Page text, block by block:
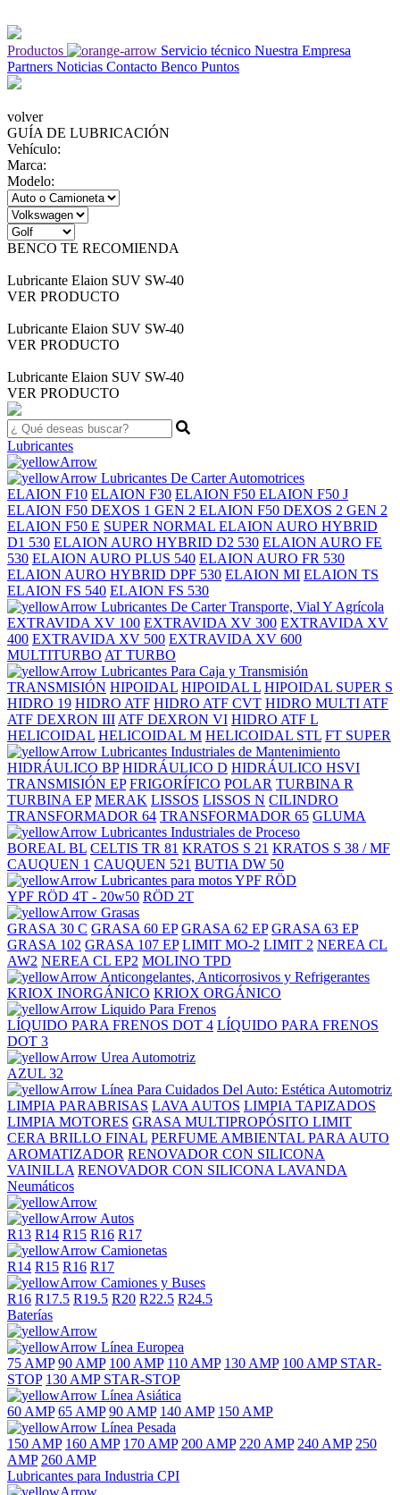
Productos Servicio técnico Nuestra Empresa
Partners Noticias Contacto Benco Puntos
volver
GUÍA DE LUBRICACIÓN
Vehículo:
Marca:
Modelo:
BENCO TE RECOMIENDA
Lubricante Elaion SUV SW-40
VER PRODUCTO
Lubricante Elaion SUV SW-40
VER PRODUCTO
Lubricante Elaion SUV SW-40
VER PRODUCTO
Lubricantes
Lubricantes De Carter Automotrices
ELAION F10 ELAION F30 ELAION F50 ELAION F50 J
ELAION F50 DEXOS 1 GEN 2 ELAION F50 DEXOS 2 GEN 2
ELAION F50 E SUPER NORMAL ELAION AURO HYBRID
D1 530 ELAION AURO HYBRID D2 530 ELAION AURO FE
530 ELAION AURO PLUS 540 ELAION AURO FR 530
ELAION AURO HYBRID DPF 530 ELAION MI ELAION TS
ELAION FS 540 ELAION FS 530
Lubricantes De Carter Transporte, Vial Y Agrícola
EXTRAVIDA XV 100 EXTRAVIDA XV 300 EXTRAVIDA XV
400 EXTRAVIDA XV 500 EXTRAVIDA XV 600
MULTITURBO AT TURBO
Lubricantes Para Caja y Transmisión
TRANSMISIÓN HIPOIDAL HIPOIDAL L HIPOIDAL SUPER S
HIDRO 19 HIDRO ATF HIDRO ATF CVT HIDRO MULTI ATF
ATF DEXRON III ATF DEXRON VI HIDRO ATF L
HELICOIDAL HELICOIDAL M HELICOIDAL STL FT SUPER
Lubricantes Industriales de Mantenimiento
HIDRÁULICO BP HIDRÁULICO D HIDRÁULICO HSVI
TRANSMISIÓN EP FRIGORÍFICO POLAR TURBINA R
TURBINA EP MERAK LISSOS LISSOS N CILINDRO
TRANSFORMADOR 64 TRANSFORMADOR 65 GLUMA
Lubricantes Industriales de Proceso
BOREAL BL CELTIS TR 81 KRATOS S 21 KRATOS S 38 / MF
CAUQUEN 1 CAUQUEN 521 BUTIA DW 50
Lubricantes para motos YPF RÖD
YPF RÖD 4T - 20w50 RÖD 2T
Grasas
GRASA 30 C GRASA 60 EP GRASA 62 EP GRASA 63 EP
GRASA 102 GRASA 107 EP LIMIT MO-2 LIMIT 2 NEREA CL
AW2 NEREA CL EP2 MOLINO TPD
Anticongelantes, Anticorrosivos y Refrigerantes
KRIOX INORGÁNICO KRIOX ORGÁNICO
Liquido Para Frenos
LÍQUIDO PARA FRENOS DOT 4 LÍQUIDO PARA FRENOS
DOT 3
Urea Automotriz
AZUL 32
Línea Para Cuidados Del Auto: Estética Automotriz
LIMPIA PARABRISAS LAVA AUTOS LIMPIA TAPIZADOS
LIMPIA MOTORES GRASA MULTIPROPÓSITO LIMIT
CERA BRILLO FINAL PERFUME AMBIENTAL PARA AUTO
AROMATIZADOR RENOVADOR CON SILICONA
VAINILLA RENOVADOR CON SILICONA LAVANDA
Neumáticos
Autos
R13 R14 R15 R16 R17
Camionetas
R14 R15 R16 R17
Camiones y Buses
R16 R17.5 R19.5 R20 R22.5 R24.5
Baterías
Línea Europea
75 AMP 90 AMP 100 AMP 110 AMP 130 AMP 100 AMP STAR-
STOP 130 AMP STAR-STOP
Línea Asiática
60 AMP 65 AMP 90 AMP 140 AMP 150 AMP
Línea Pesada
150 AMP 160 AMP 170 AMP 200 AMP 220 AMP 240 AMP 250
AMP 260 AMP
Lubricantes para Industria CPI